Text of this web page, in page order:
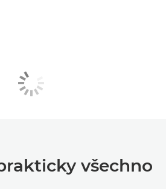
všechno